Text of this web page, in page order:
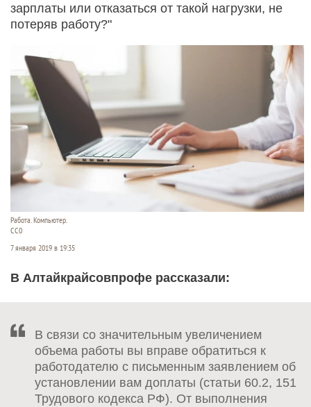
зарплаты или отказаться от такой нагрузки, не
потеряв работу?"
Работа. Компьютер.
СС0
7 января 2019 в 19:35
В Алтайкрайсовпрофе рассказали:
В связи со значительным увеличением
объема работы вы вправе обратиться к
работодателю с письменным заявлением об
установлении вам доплаты (статьи 60.2, 151
Трудового кодекса РФ). От выполнения